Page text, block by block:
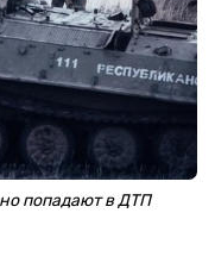
попадают в ДТП